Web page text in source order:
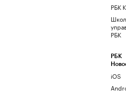
РБК
РБК
РБК
iOS